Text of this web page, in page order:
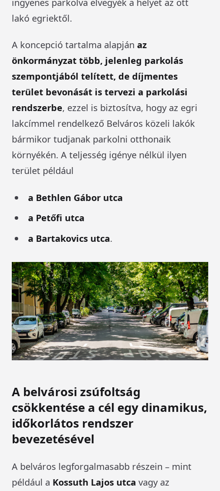
lakó egriektől.
A koncepció tartalma alapján az
önkormányzat több, jelenleg parkolás
szempontjából telített, de díjmentes
terület bevonását is tervezi a parkolási
rendszerbe, ezzel is biztosítva, hogy az egri
lakcímmel rendelkező Belváros közeli lakók
bármikor tudjanak parkolni otthonaik
környékén. A teljesség igénye nélkül ilyen
terület például
a Bethlen Gábor utca
a Petőfi utca
a Bartakovics utca.
A belvárosi zsúfoltság
csökkentése a cél egy dinamikus,
időkorlátos rendszer
bevezetésével
A belváros legforgalmasabb részein – mint
például a Kossuth Lajos utca vagy az